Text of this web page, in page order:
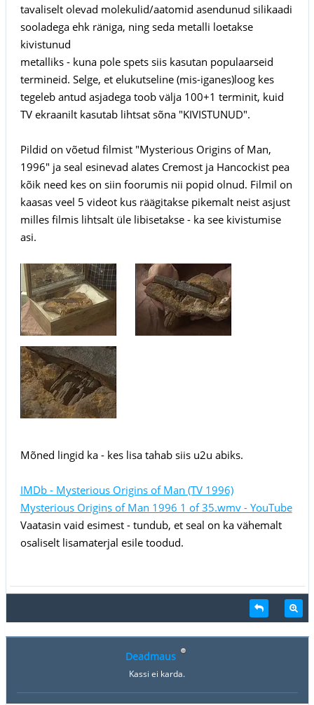
tavaliselt olevad molekulid/aatomid asendunud silikaadi
sooladega ehk räniga, ning seda metalli loetakse
kivistunud
metalliks - kuna pole spets siis kasutan populaarseid
termineid. Selge, et elukutseline (mis-iganes)loog kes
tegeleb antud asjadega toob välja 100+1 terminit, kuid
TV ekraanilt kasutab lihtsat sõna "KIVISTUNUD".
Pildid on võetud filmist "Mysterious Origins of Man,
1996" ja seal esinevad alates Cremost ja Hancockist pea
kõik need kes on siin foorumis nii popid olnud. Filmil on
kaasas veel 5 videot kus räägitakse pikemalt neist asjust
milles filmis lihtsalt üle libisetakse - ka see kivistumise
asi.
Mõned lingid ka - kes lisa tahab siis u2u abiks.
IMDb - Mysterious Origins of Man (TV 1996)
Mysterious Origins of Man 1996 1 of 35.wmv - YouTube
Vaatasin vaid esimest - tundub, et seal on ka vähemalt
osaliselt lisamaterjal esile toodud.
Deadmaus
Kassi ei karda.